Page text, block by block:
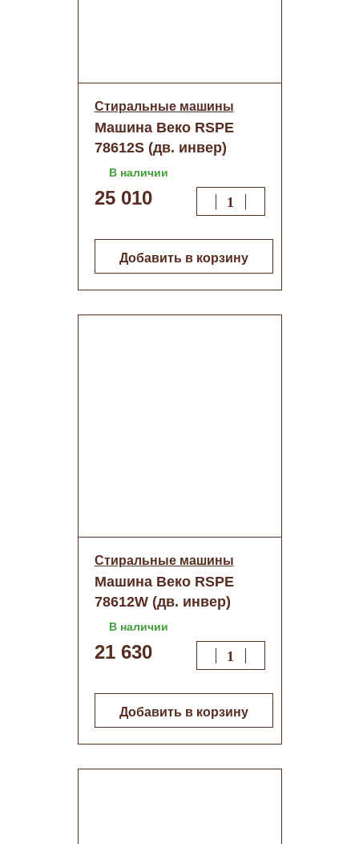
Стиральные машины
Машина Веко RSPE
78612S (дв. инвер)
В наличии
25 010
Добавить в корзину
Стиральные машины
Машина Веко RSPE
78612W (дв. инвер)
В наличии
21 630
Добавить в корзину